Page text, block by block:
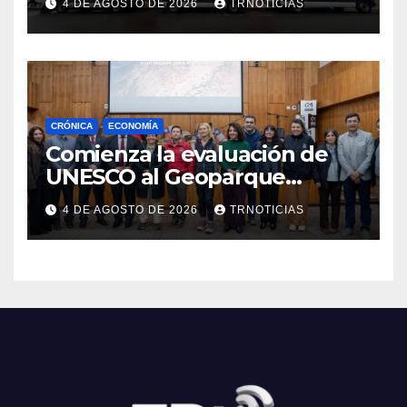
Cauquenes y Sagrada Familia
4 DE AGOSTO DE 2026 TRNOTICIAS
CRÓNICA ECONOMÍA
Comienza la evaluación de
UNESCO al Geoparque
Aspirante Pillanmapu en el
Maule
4 DE AGOSTO DE 2026 TRNOTICIAS